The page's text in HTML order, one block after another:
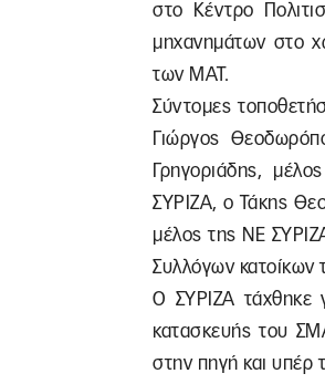
στο Κέντρο
μηχανημάτων στο
των ΜΑΤ.
Σύντομες
Γιώργος
Γρηγοριάδης,
ΣΥΡΙΖΑ, ο Τάκης
μέλος της ΝΕ
Συλλόγων κατοίκων
Ο ΣΥΡΙΖΑ τάχθηκε
κατασκευής του
στην πηγή και υπέρ